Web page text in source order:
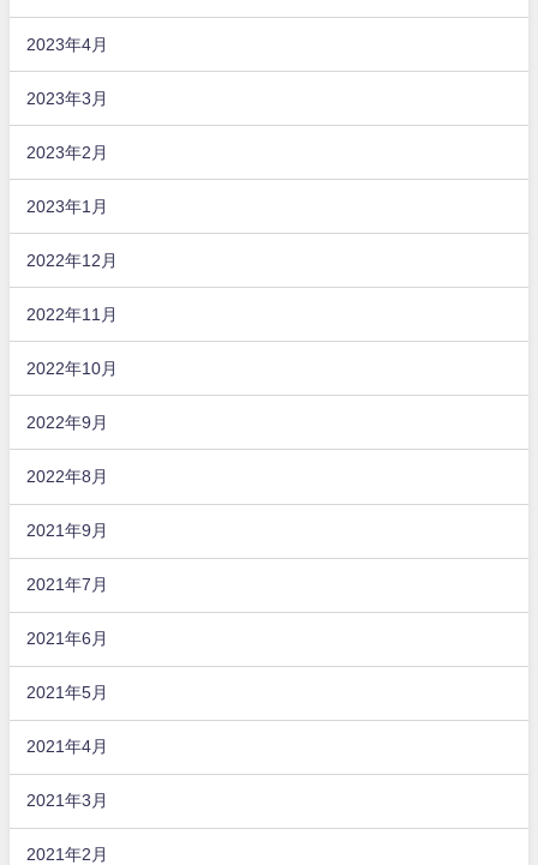
2023年4月
2023年3月
2023年2月
2023年1月
2022年12月
2022年11月
2022年10月
2022年9月
2022年8月
2021年9月
2021年7月
2021年6月
2021年5月
2021年4月
2021年3月
2021年2月